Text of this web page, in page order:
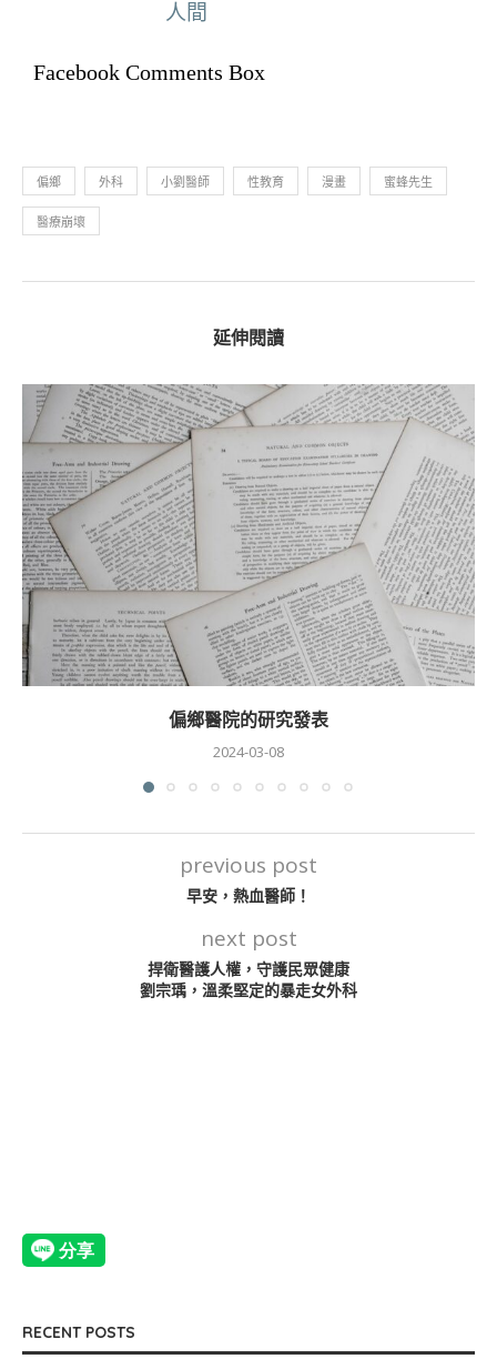
人間
Facebook Comments Box
偏鄉 外科 小劉醫師 性教育 漫畫 蜜蜂先生
醫療崩壞
延伸閱讀
偏鄉醫院的研究發表
2024-03-08
previous post
早安，熱血醫師！
next post
捍衛醫護人權，守護民眾健康
劉宗瑀，溫柔堅定的暴走女外科
RECENT POSTS